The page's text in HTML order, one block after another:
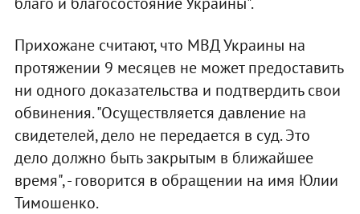
Прихожане считают, что МВД Украины на
протяжении 9 месяцев не может предоставить
ни одного доказательства и подтвердить свои
обвинения. "Осуществляется давление на
свидетелей, дело не передается в суд. Это
дело должно быть закрытым в ближайшее
время", - говорится в обращении на имя Юлии
Тимошенко.